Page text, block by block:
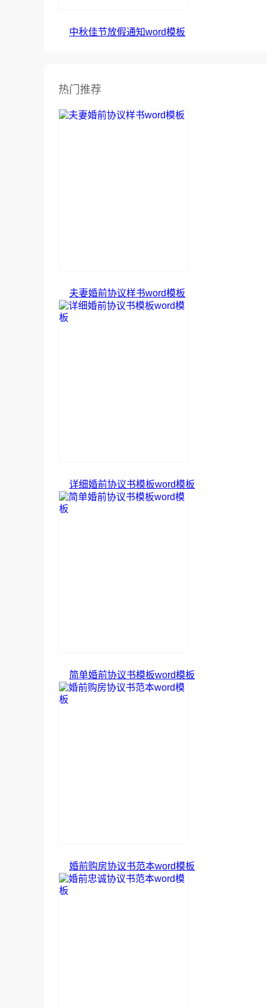
中秋佳节放假通知word模板
热门推荐
夫妻婚前协议样书word模板
详细婚前协议书模板word模板
简单婚前协议书模板word模板
婚前购房协议书范本word模板